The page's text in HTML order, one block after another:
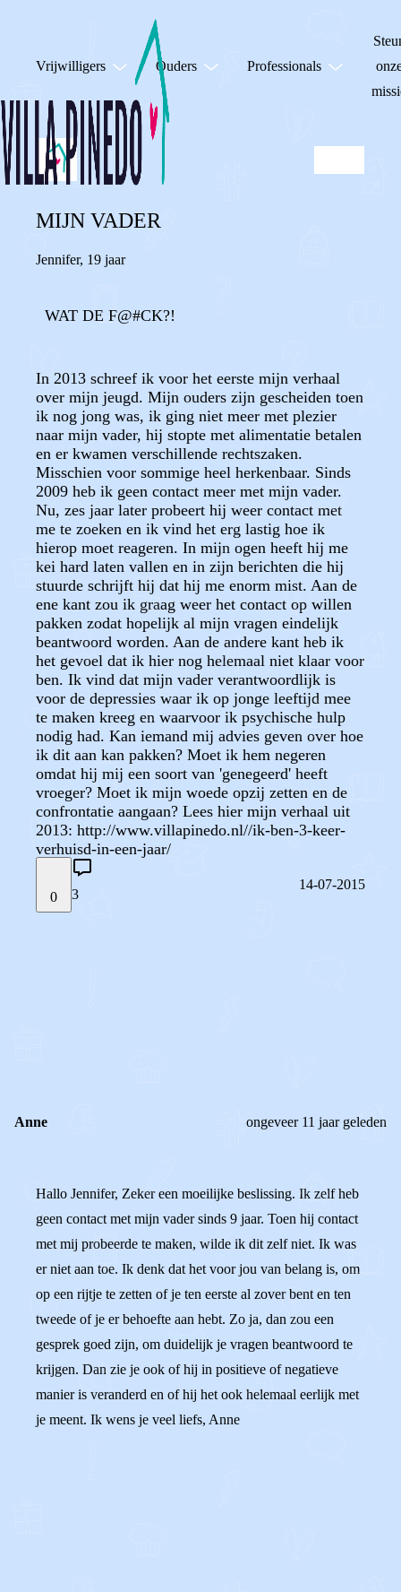
Vrijwilligers Ouders Professionals
MIJN VADER
Jennifer, 19 jaar
WAT DE F@#CK?!
In 2013 schreef ik voor het eerste mijn verhaal
over mijn jeugd. Mijn ouders zijn gescheiden toen
ik nog jong was, ik ging niet meer met plezier
naar mijn vader, hij stopte met alimentatie betalen
en er kwamen verschillende rechtszaken.
Misschien voor sommige heel herkenbaar. Sinds
2009 heb ik geen contact meer met mijn vader.
Nu, zes jaar later probeert hij weer contact met
me te zoeken en ik vind het erg lastig hoe ik
hierop moet reageren. In mijn ogen heeft hij me
kei hard laten vallen en in zijn berichten die hij
stuurde schrijft hij dat hij me enorm mist. Aan de
ene kant zou ik graag weer het contact op willen
pakken zodat hopelijk al mijn vragen eindelijk
beantwoord worden. Aan de andere kant heb ik
het gevoel dat ik hier nog helemaal niet klaar voor
ben. Ik vind dat mijn vader verantwoordlijk is
voor de depressies waar ik op jonge leeftijd mee
te maken kreeg en waarvoor ik psychische hulp
nodig had. Kan iemand mij advies geven over hoe
ik dit aan kan pakken? Moet ik hem negeren
omdat hij mij een soort van 'genegeerd' heeft
vroeger? Moet ik mijn woede opzij zetten en de
confrontatie aangaan? Lees hier mijn verhaal uit
2013: http://www.villapinedo.nl//ik-ben-3-keer-
verhuisd-in-een-jaar/
0 3
14-07-2015
Anne ongeveer 11 jaar geleden
Hallo Jennifer, Zeker een moeilijke beslissing. Ik zelf heb
geen contact met mijn vader sinds 9 jaar. Toen hij contact
met mij probeerde te maken, wilde ik dit zelf niet. Ik was
er niet aan toe. Ik denk dat het voor jou van belang is, om
op een rijtje te zetten of je ten eerste al zover bent en ten
tweede of je er behoefte aan hebt. Zo ja, dan zou een
gesprek goed zijn, om duidelijk je vragen beantwoord te
krijgen. Dan zie je ook of hij in positieve of negatieve
manier is veranderd en of hij het ook helemaal eerlijk met
je meent. Ik wens je veel liefs, Anne